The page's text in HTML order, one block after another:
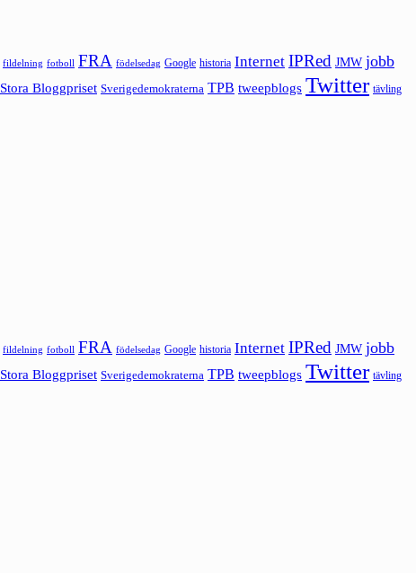
fildelning fotboll FRA födelsedag Google historia Internet IPRed JMW jobb
Stora Bloggpriset Sverigedemokraterna TPB tweepblogs Twitter tävling
fildelning fotboll FRA födelsedag Google historia Internet IPRed JMW jobb
Stora Bloggpriset Sverigedemokraterna TPB tweepblogs Twitter tävling